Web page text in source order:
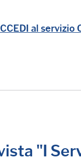
al servizio
"I